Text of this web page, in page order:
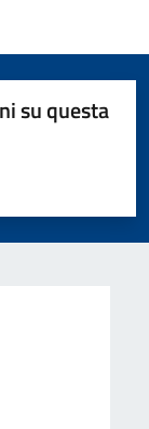
su questa